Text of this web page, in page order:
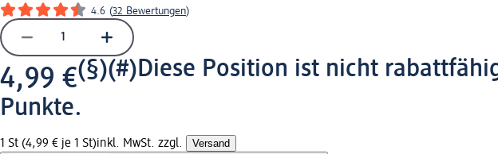
4.6 (32 Bewertungen)
4,99 €(§)(#)Diese Position ist nicht
Punkte.
1 St (4,99 € je 1 St)inkl. MwSt. zzgl. Versand